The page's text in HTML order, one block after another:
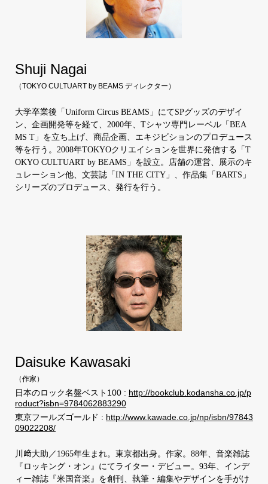
Shuji Nagai
（TOKYO CULTUART by BEAMS ディレクター ）
大学卒業後「Uniform Circus BEAMS」にてSPグッズのデザイ
ン、企画開発等を経て、2000年、Tシャツ専門レーベル「BEA
MS T」を立ち上げ、商品企画、エキジビションのプロデュース
等を行う。2008年TOKYOクリエイションを世界に発信する「T
OKYO CULTUART by BEAMS」を設立。店舗の運営、展示のキ
ュレーション他、文芸誌「IN THE CITY」、作品集「BARTS」
シリーズのプロデュース、発行を行う。
Daisuke Kawasaki
（作家 ）
日本のロック名盤ベスト100 : http://bookclub.kodansha.co.jp/p
roduct?isbn=9784062883290
東京フールズゴールド : http://www.kawade.co.jp/np/isbn/97843
09022208/
川﨑大助／1965年生まれ。東京都出身。作家。88年、音楽雑誌
『ロッキング・オン』にてライター・デビュー。93年、インデ
ィー雑誌『米国音楽』を創刊、執筆・編集やデザインを手がけ